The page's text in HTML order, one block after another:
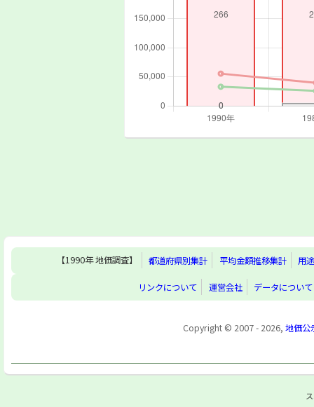
【1990年 地価調査】 都道府県別集計 平均金額推移集計 用
リンクについて 運営会社 データについて
Copyright © 2007 - 2026, 地価公